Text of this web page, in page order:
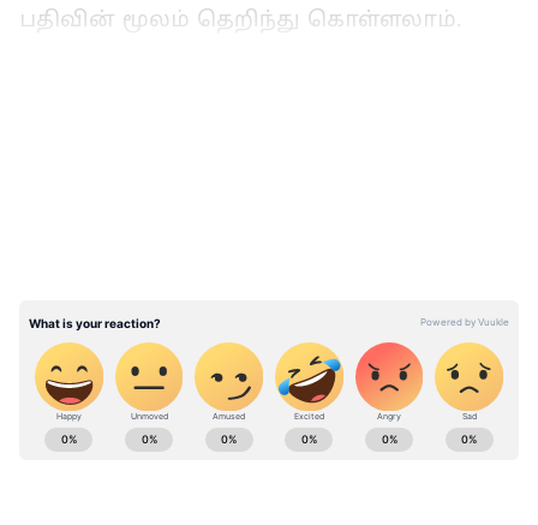
பதிவின் மூலம் தெறிந்து கொள்ளலாம்.
ABOUT THE AUTHOR